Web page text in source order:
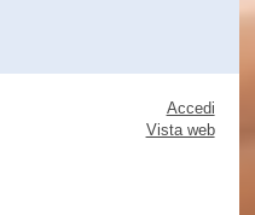
Accedi
Vista web